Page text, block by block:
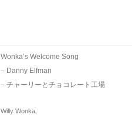
Wonka’s Welcome Song
– Danny Elfman
– チャーリーとチョコレート工場
Willy Wonka,